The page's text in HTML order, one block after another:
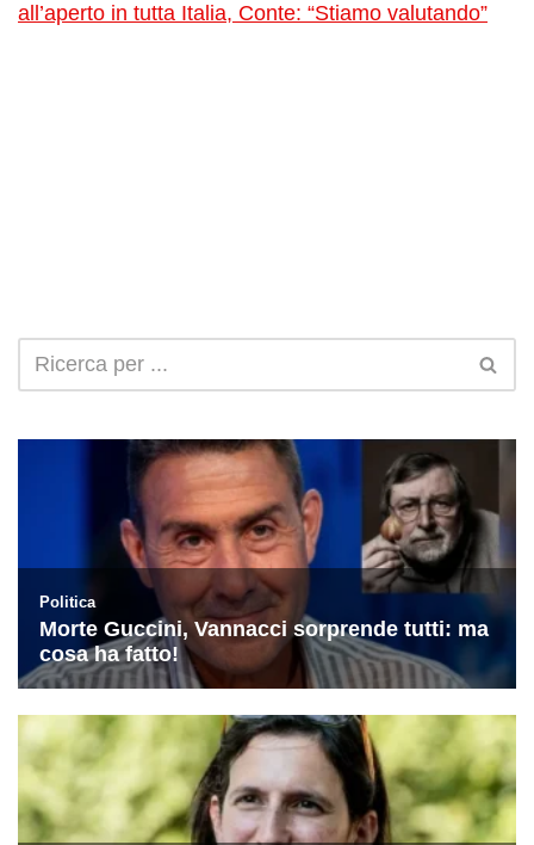
all’aperto in tutta Italia, Conte: “Stiamo valutando”